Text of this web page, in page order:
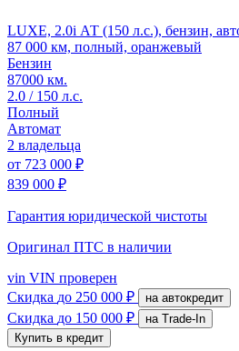
LUXE, 2.0i АТ (150 л.с.), бензин,
87 000 км, полный, оранжевый
Бензин
87000 км.
2.0 / 150 л.с.
Полный
Автомат
2 владельца
от 723 000 ₽
839 000 ₽
Гарантия юридической чистоты
Оригинал ПТС в наличии
vin VIN проверен
Скидка до 250 000 ₽ на автокредит
Скидка до 150 000 ₽
на Trade-In
Купить в кредит